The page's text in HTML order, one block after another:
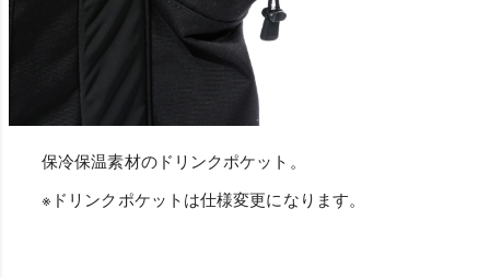
保冷保温素材のドリンクポケット。
※ドリンクポケットは仕様変更になります。